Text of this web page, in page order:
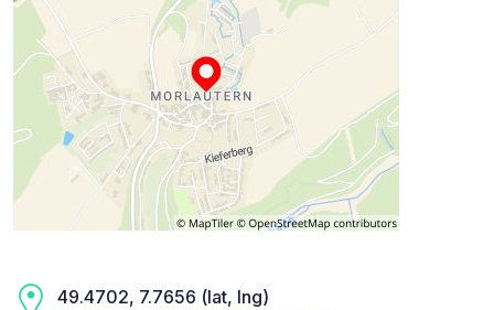
49.4702, 7.7656 (lat, lng)